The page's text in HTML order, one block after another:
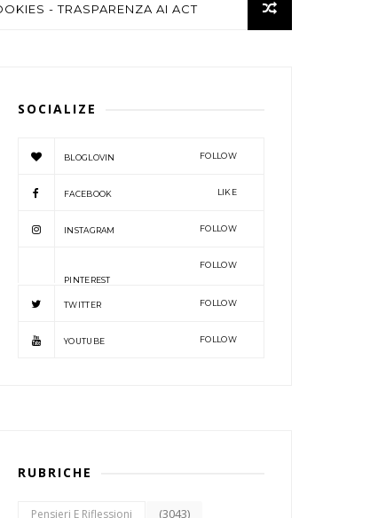
- TRASPARENZA AI ACT
SOCIALIZE
BLOGLOVIN FOLLOW
FACEBOOK LIKE
INSTAGRAM FOLLOW
PINTEREST
FOLLOW
TWITTER FOLLOW
YOUTUBE FOLLOW
RUBRICHE
Pensieri E Riflessioni (3043)